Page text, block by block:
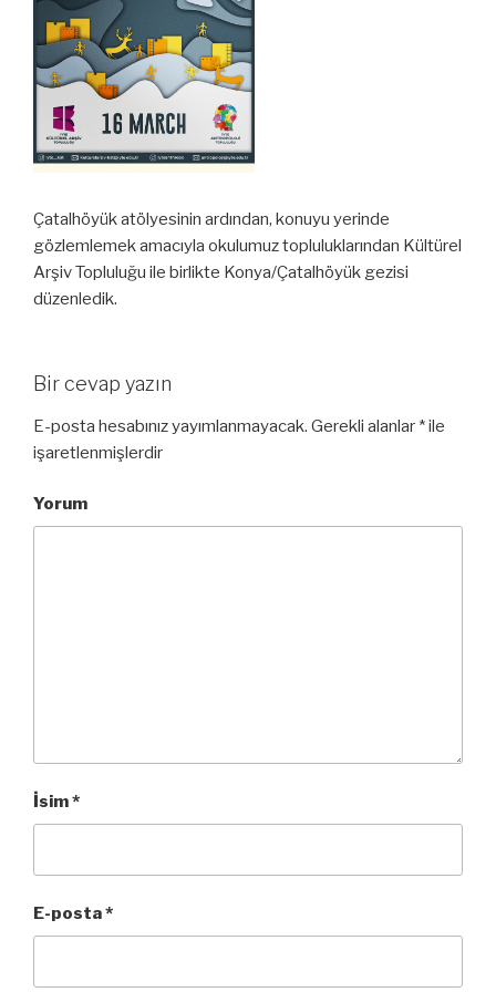
Çatalhöyük atölyesinin ardından, konuyu yerinde
gözlemlemek amacıyla okulumuz topluluklarından Kültürel
Arşiv Topluluğu ile birlikte Konya/Çatalhöyük gezisi
düzenledik.
Bir cevap yazın
E-posta hesabınız yayımlanmayacak. Gerekli alanlar *ile
işaretlenmişlerdir
Yorum
İsim*
E-posta*